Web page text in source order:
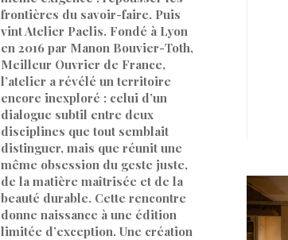
frontières du savoir-faire. Puis
vint Atelier Paelis. Fondé à Lyon
en 2016 par Manon Bouvier-Toth,
Meilleur Ouvrier de France,
l’atelier a révélé un territoire
encore inexploré : celui d’un
dialogue subtil entre deux
disciplines que tout semblait
distinguer, mais que réunit une
même obsession du geste juste,
de la matière maîtrisée et de la
beauté durable. Cette rencontre
donne naissance à une édition
limitée d’exception. Une création